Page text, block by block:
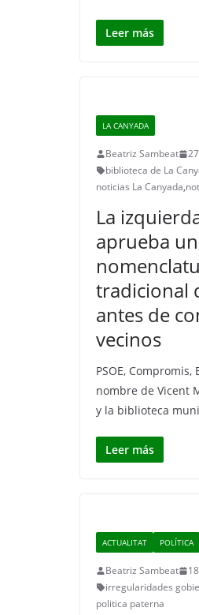
Leer más
LA CANYADA
Beatriz Sambeat
biblioteca de La
noticias La Canyada,
La
aprueba
tradicional
antes de
vecinos
PSOE, Compromis,
nombre de Vicent
y la biblioteca
Leer más
ACTUALITAT POLÍTICA
Beatriz Sambeat
irregularidades
politica paterna